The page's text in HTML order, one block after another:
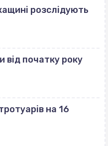
розслідують
початку року
на 16